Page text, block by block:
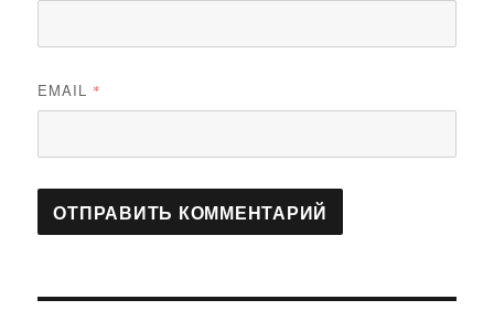
EMAIL *